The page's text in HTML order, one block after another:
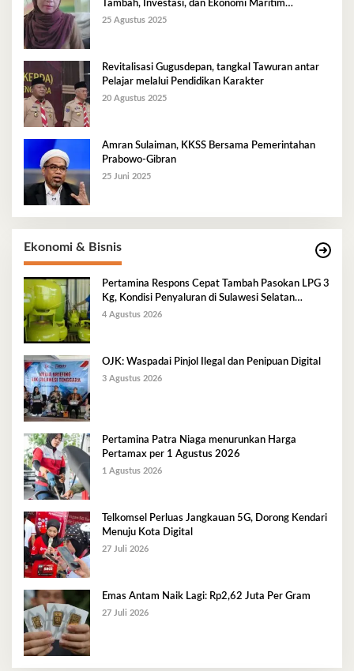
Tambah, Investasi, dan Ekonomi Maritim
Berkelanjutan
25 Agustus 2025
Revitalisasi Gugusdepan, tangkal Tawuran antar
Pelajar melalui Pendidikan Karakter
20 Agustus 2025
Amran Sulaiman, KKSS Bersama Pemerintahan
Prabowo-Gibran
25 Juni 2025
Ekonomi & Bisnis
Pertamina Respons Cepat Tambah Pasokan LPG 3
Kg, Kondisi Penyaluran di Sulawesi Selatan
Berlangsung Kondusif
4 Agustus 2026
OJK: Waspadai Pinjol Ilegal dan Penipuan Digital
3 Agustus 2026
Pertamina Patra Niaga menurunkan Harga
Pertamax per 1 Agustus 2026
1 Agustus 2026
Telkomsel Perluas Jangkauan 5G, Dorong Kendari
Menuju Kota Digital
27 Juli 2026
Emas Antam Naik Lagi: Rp2,62 Juta Per Gram
27 Juli 2026